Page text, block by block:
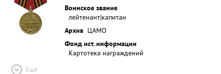
Воинское звание
лейтенант|капитан
Архив ЦАМО
Фонд ист. информации
Картотека награждений
Ещё